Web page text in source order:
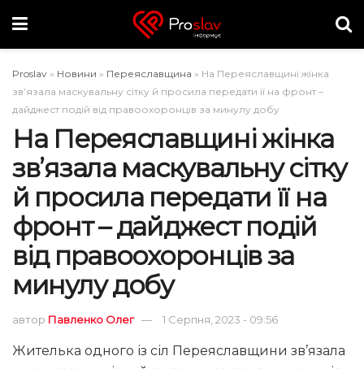
Proslav » Новини » Переяславщина » На Переяславщині жінка
зв’язала маскувальну сітку й просила передати її на фронт –
дайджест подій від правоохоронців за минулу добу
На Переяславщині жінка
зв’язала маскувальну сітку
й просила передати її на
фронт – дайджест подій
від правоохоронців за
минулу добу
автор Павленко Олег 1 Серпня, 2023 - 09:56
Жителька одного із сіл Переяславщини зв’язала